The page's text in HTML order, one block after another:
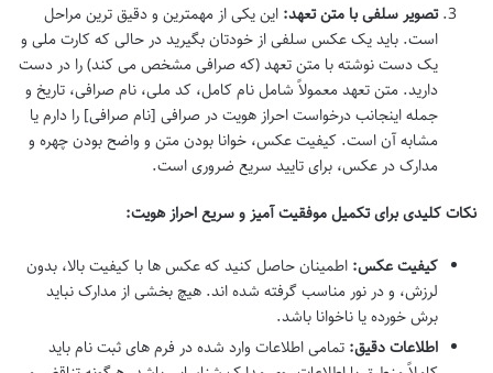
تصویر سلفی با متن تعهد: این یکی از مهمترین و دقیق ترین مراحل
است. باید یک عکس سلفی از خودتان بگیرید در حالی که کارت ملی و
یک دست نوشته با متن تعهد (که صرافی مشخص می کند) را در دست
دارید. متن تعهد معمولاً شامل نام کامل، کد ملی، نام صرافی، تاریخ و
جمله اینجانب درخواست احراز هویت در صرافی [نام صرافی] را دارم یا
مشابه آن است. کیفیت عکس، خوانا بودن متن و واضح بودن چهره و
مدارک در عکس، برای تایید سریع ضروری است.
نکات کلیدی برای تکمیل موفقیت آمیز و سریع احراز هویت:
کیفیت عکس: اطمینان حاصل کنید که عکس ها با کیفیت بالا، بدون
لرزش، و در نور مناسب گرفته شده اند. هیچ بخشی از مدارک نباید
برش خورده یا ناخوانا باشد.
اطلاعات دقیق: تمامی اطلاعات وارد شده در فرم های ثبت نام باید